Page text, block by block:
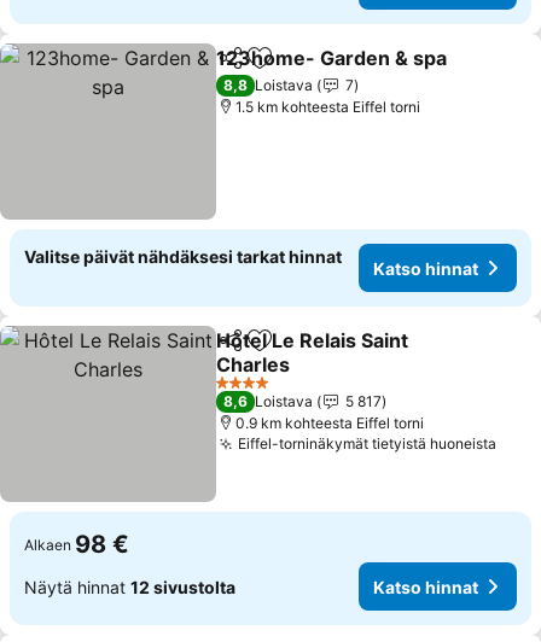
Jaa Lisää suosikkeihin
123home- Garden & spa
8,8 Loistava
7
1.5 km kohteesta Eiffel torni
Valitse päivät nähdäksesi tarkat hinnat
Katso hinnat
Jaa Lisää suosikkeihin
Hôtel Le Relais Saint
Charles
4 Tähtiluokitus
8,6 Loistava
5 817
0.9 km kohteesta Eiffel torni
Eiffel-torninäkymät tietyistä huoneista
Alkaen 98 €
Näytä hinnat 12 sivustolta Katso hinnat